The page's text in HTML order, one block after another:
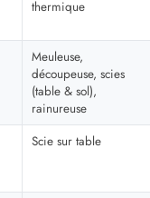
thermique
Meuleuse,
découpeuse, scies
(table & sol),
rainureuse
Scie sur table